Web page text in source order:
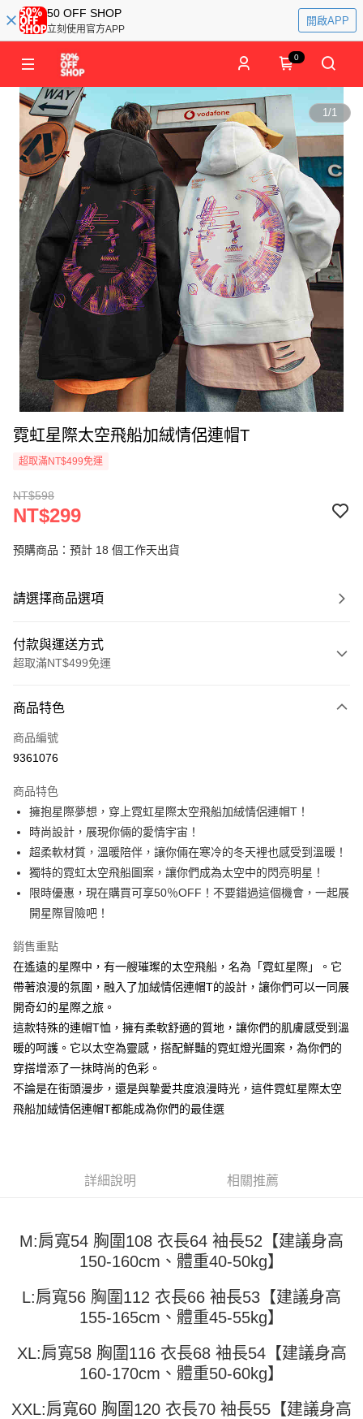
50 OFF SHOP
立刻使用官方APP
開啟APP
0
1/1
霓虹星際太空飛船加絨情侶連帽T
超取滿NT$499免運
NT$598
NT$299
預購商品：預計 18 個工作天出貨
請選擇商品選項
付款與運送方式
超取滿NT$499免運
信用卡一次付款
超商取貨付款
Apple Pay
街口支付
悠遊付
Google Pay
【大哥付你分期使用說明】
1.本服務由台灣大哥大提供，台灣大哥大用戶可立即使用無須另外申請。
2.付款方式選擇「大哥付你分期」，訂單成立後會自動跳轉到大哥付的交易
流程，驗證手機門號後，選擇欲分期的期數、繳款截止日，確認付款後即完
成交易。
3.實際核准額度、可分期數及費用金額請依後續交易確認頁面所載為準。
4.訂單成立30分鐘內，如未前往確認交易或遇審核未通過，訂單將自動取
法說明評估內容。
2.透過簡訊連結打開帳單後，可選擇「超商條碼／台灣大直營門市／銀行轉
帳／街口支付／iPASS MONEY」等通路繳費。
1.本服務係由「台灣大哥大股份有限公司」（以下簡稱本公司）所提供，讓
用戶於交易時，得透過本服務購買商品或服務，並由商店將買賣／分期付款
買賣價金債權讓與本公司後，依約使用本公司帳單繳交帳款。
2.基於同意付款使用「大哥付你分期」之契約關係目的，商店將以您的個人
資料（包含姓名、電話或地址）提供予台灣大哥大進項蒐集、處理及利用，
由本公司與您本人進行分期帳單所需資料之確認、核對及更正。
3.完整用戶服務條款，請詳閱以下連結： https://oppay.tw/userRule
AFTEE先享後付
相關說明
【關於「AFTEE先享後付」】
AFTEE先享後付是「在收到商品之後才付款」的支付方式。 讓您購物簡單
便利好安心！
１．簡單：不需註冊會員、不需綁卡、不需儲值。
２．便利：只要手機號碼，簡訊認證，即可結帳。
結帳頁面，進行簡訊認證並確認金額後，即可完成結帳。
※ 請注意：結帳手續完成當下不需立刻繳費，但若您需要取消訂單，請聯絡
購買商品的店家。未經商家同意取消之訂單仍視為有效，需透過AFTEE先享
後付繳納相關費用。
是否繳費成功／繳費後需取消欲退款等相關疑問，請聯繫「AFTEE先享後付
客戶支援中心」 https://netprotections.freshdesk.com/support/home
１．透過由恩沛科技股份有限公司提供之「AFTEE先享後付」服務完成之交
易，需依本服務之必要範圍內提供個人資料，並將交易相關給付款項請求債
權轉讓予恩沛科技股份有限公司。
https://aftee.tw/terms/#terms3
運送方式
付款 後全家取貨
每筆NT$45，滿NT$499(含以上)免運費
每筆NT$45，滿NT$499(含以上)免運費
每筆NT$70，滿NT$499(含以上)免運費
商品特色
商品編號
9361076
商品特色
擁抱星際夢想，穿上霓虹星際太空飛船加絨情侶連帽T！
時尚設計，展現你倆的愛情宇宙！
超柔軟材質，溫暖陪伴，讓你倆在寒冷的冬天裡也感受到溫暖！
獨特的霓虹太空飛船圖案，讓你們成為太空中的閃亮明星！
限時優惠，現在購買可享50％OFF！不要錯過這個機會，一起展
開星際冒險吧！
銷售重點
在遙遠的星際中，有一艘璀璨的太空飛船，名為「霓虹星際」。它
帶著浪漫的氛圍，融入了加絨情侶連帽T的設計，讓你們可以一同展
開奇幻的星際之旅。
這款特殊的連帽T恤，擁有柔軟舒適的質地，讓你們的肌膚感受到溫
暖的呵護。它以太空為靈感，搭配鮮豔的霓虹燈光圖案，為你們的
穿搭增添了一抹時尚的色彩。
不論是在街頭漫步，還是與摯愛共度浪漫時光，這件霓虹星際太空
飛船加絨情侶連帽T都能成為你們的最佳選
詳細說明 相關推薦
M:肩寬54 胸圍108 衣長64 袖長52【建議身高
150-160cm、體重40-50kg】
L:肩寬56 胸圍112 衣長66 袖長53【建議身高
155-165cm、體重45-55kg】
XL:肩寬58 胸圍116 衣長68 袖長54【建議身高
160-170cm、體重50-60kg】
XXL:肩寬60 胸圍120 衣長70 袖長55【建議身高